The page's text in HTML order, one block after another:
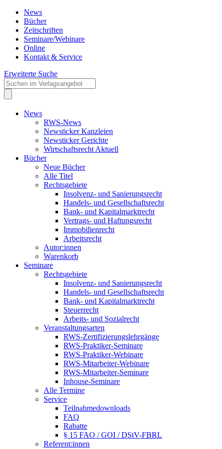
News
Bücher
Zeitschriften
Seminare/Webinare
Online
Kontakt & Service
Erweiterte Suche
News
RWS-News
Newsticker Kanzleien
Newsticker Gerichte
Wirtschaftsrecht Aktuell
Bücher
Neue Bücher
Alle Titel
Rechtsgebiete
Insolvenz- und Sanierungsrecht
Handels- und Gesellschaftsrecht
Bank- und Kapitalmarktrecht
Vertrags- und Haftungsrecht
Immobilienrecht
Arbeitsrecht
Autor:innen
Warenkorb
Seminare
Rechtsgebiete
Insolvenz- und Sanierungsrecht
Handels- und Gesellschaftsrecht
Bank- und Kapitalmarktrecht
Steuerrecht
Arbeits- und Sozialrecht
Veranstaltungsarten
RWS-Zertifizierungslehrgänge
RWS-Praktiker-Seminare
RWS-Praktiker-Webinare
RWS-Mitarbeiter-Webinare
RWS-Mitarbeiter-Seminare
Inhouse-Seminare
Alle Termine
Service
Teilnahmedownloads
FAQ
Rabatte
§ 15 FAO / GOI / DStV-FBRL
Referent:innen